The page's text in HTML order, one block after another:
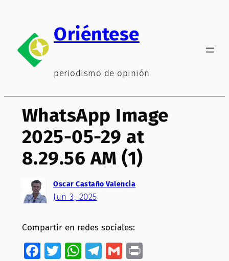
contenido
Oriéntese
periodismo de opinión
WhatsApp Image
2025-05-29 at
8.29.56 AM (1)
Oscar Castaño Valencia
Jun 3, 2025
Compartir en redes sociales:
Facebook
Twitter
WhatsApp
Telegram
GmailPrint